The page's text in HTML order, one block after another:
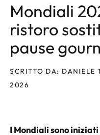
Mondiali
ristoro
pause
SCRITTO DA: DANIELE
2026
I Mondiali sono